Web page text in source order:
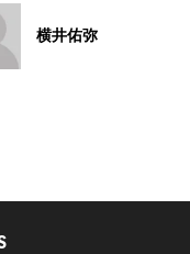
横井佑弥